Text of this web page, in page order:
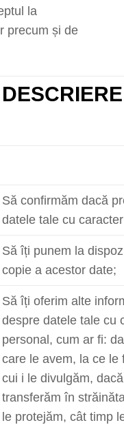
la
precum și de
DESCRIERE
Să confirmăm dacă
datele tale cu
Să îți punem la
copie a acestor date;
Să îți oferim alte
despre datele tale cu
personal, cum ar fi:
care le avem, la ce le
cui i le divulgăm,
transferăm în
le protejăm, cât timp